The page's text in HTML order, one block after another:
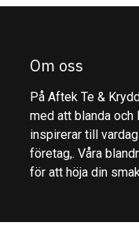
Om oss
På Aftek Te &
med att blanda
inspirerar till
företag,. Våra
för att höja din